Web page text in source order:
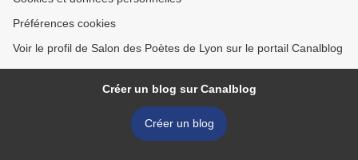
Préférences cookies
Voir le profil de Salon des Poètes de Lyon sur le portail Canalblog
Créer un blog sur Canalblog
Créer un blog